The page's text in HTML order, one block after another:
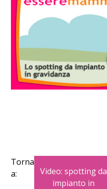
Torna
a:
Video: spotting da
impianto in